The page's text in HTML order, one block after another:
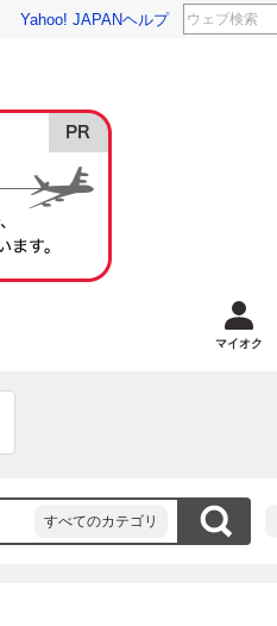
Yahoo! JAPANヘルプ
マイオク
すべてのカテゴリ